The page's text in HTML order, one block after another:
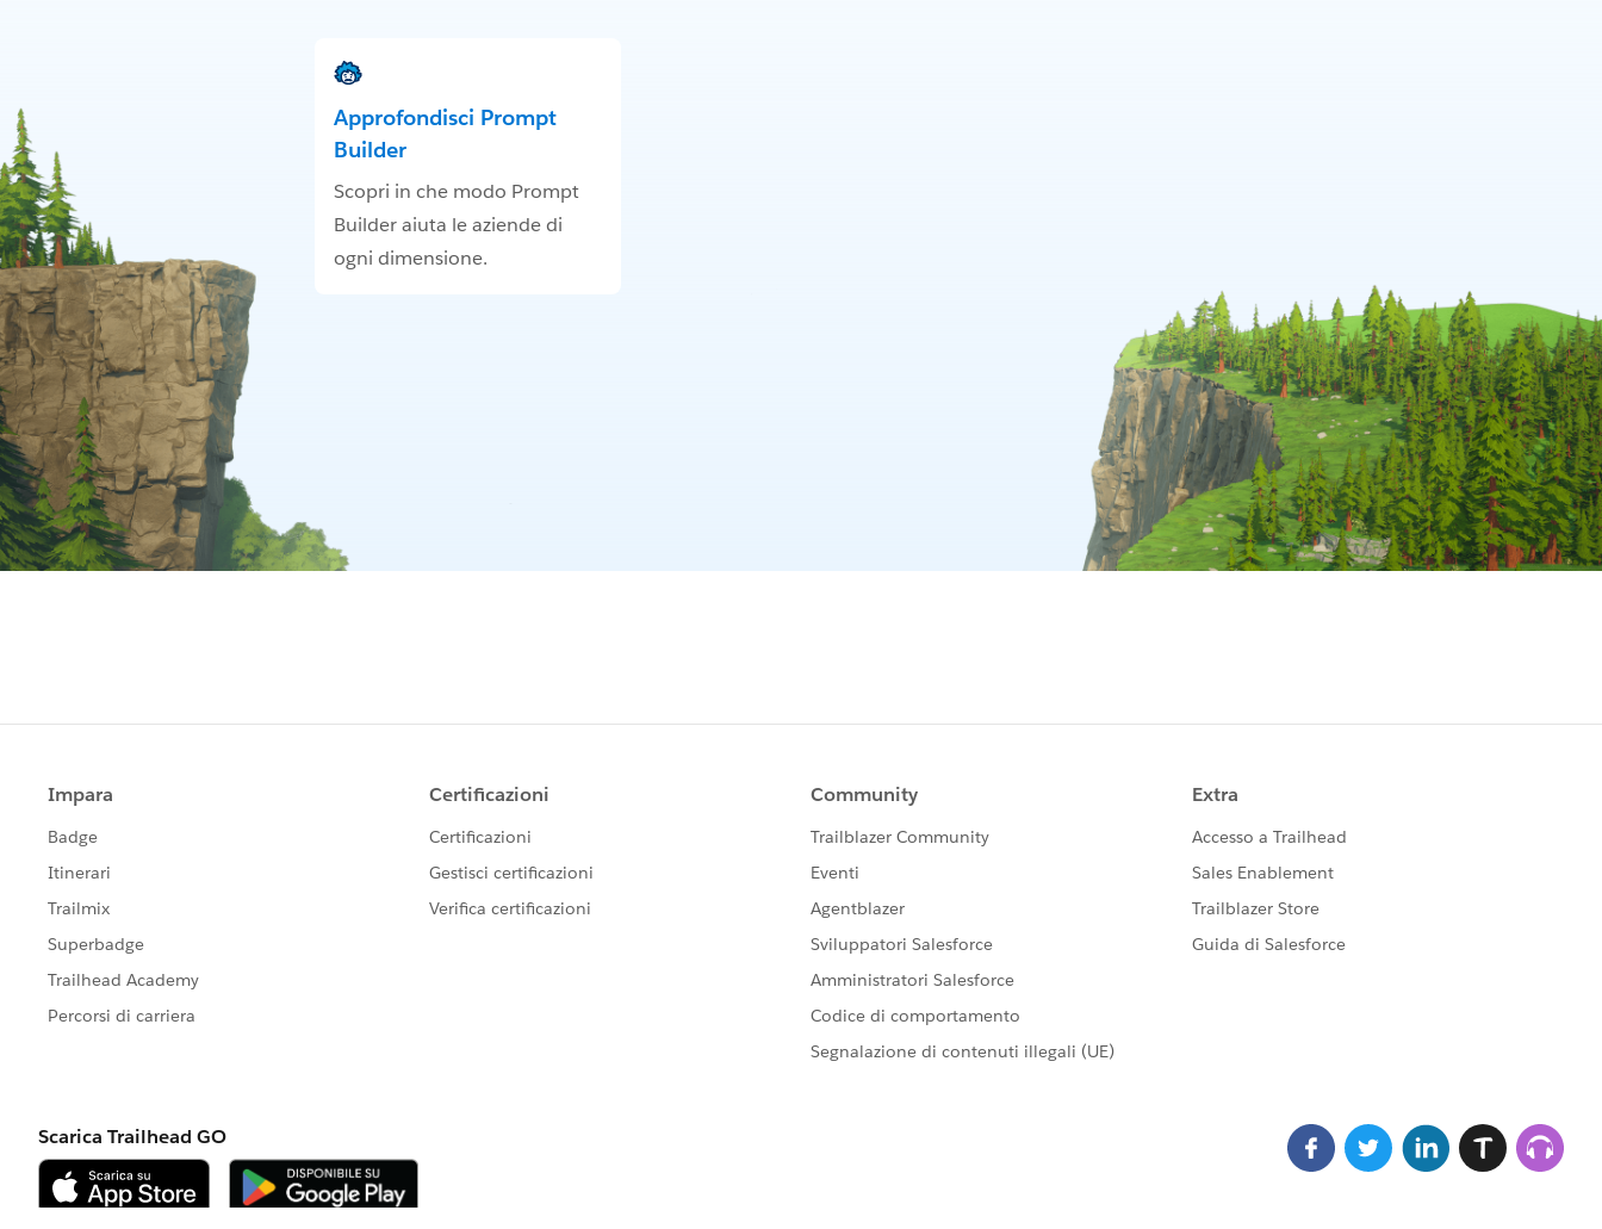
Approfondisci Prompt
Builder
Scopri in che modo Prompt
Builder aiuta le aziende di
ogni dimensione.